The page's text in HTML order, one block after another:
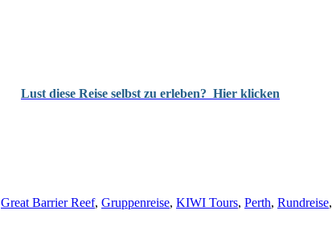
Lust diese Reise selbst zu erleben? Hier klicken
Great Barrier Reef, Gruppenreise, KIWI Tours, Perth, Rundreise,